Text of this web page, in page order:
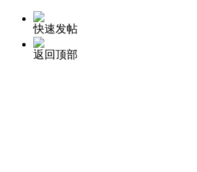
快速发帖
返回顶部